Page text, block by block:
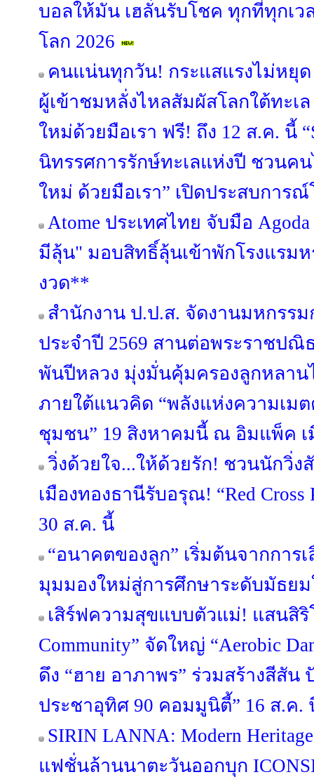
บอลให้มัน เฮลั่นรับโชค ทุกที่ทุกเ
โลก 2026
คนแน่นทุกวัน! กระแสแรงไม่หยุด
ผู้เข้าชมหลั่งไหลสัมผัสโลกใต้ทะเล
ใหม่ด้วยมือเรา ฟรี! ถึง 12 ส.ค. นี้
นิทรรศการรักษ์ทะเลแห่งปี ชวนคน
ใหม่ ด้วยมือเรา” เปิดประสบการ
Atome ประเทศไทย จับมือ
มีลุ้น" มอบสิทธิ์ลุ้นเข้าพักโรงแรม
งวด**
สำนักงาน ป.ป.ส. จัดงานมหกรร
ประจำปี 2569 สานต่อพระราชป
พันปีหลวง มุ่งมั่นคุ้มครองลูกหลา
ภายใต้แนวคิด “พลังแห่งความเม
ชุมชน” 19 สิงหาคมนี้ ณ อิมแพ็ค เ
วิ่งด้วยใจ...ให้ด้วยรัก! ชวนนักวิ่
เมืองทองธานีรับอรุณ! “Red Cross
30 ส.ค. นี้
“อนาคตของลูก” เริ่มต้นจากการ
มุมมองใหม่สู่การศึกษาระดับมัธยม
เสิร์ฟความสุขแบบตัวแม่! แสนสิริ
Community” จัดใหญ่ “Aerobic
ดึง “ฮาย อาภาพร” ร่วมสร้างสีสั
ประชาอุทิศ 90 คอมมูนิตี้” 16 ส.ค.
SIRIN LANNA: Modern
แฟชั่นล้านนาตะวันออกบุก